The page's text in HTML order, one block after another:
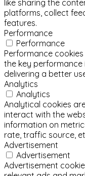
like sharing the
platforms, collect
features.
Performance
Performance
Performance
the key performance
delivering a better
Analytics
Analytics
Analytical cookies
interact with the
information on
rate, traffic source,
Advertisement
Advertisement
Advertisement